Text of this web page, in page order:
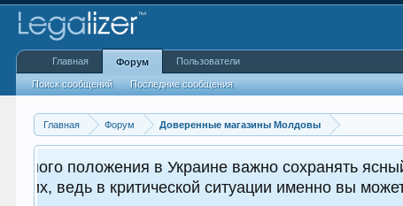
Главная Форум Доверенные магазины Молдовы
важным как для вас, так и
Главная Форум
Поиск сообщений Последние сообщения
Пользователи